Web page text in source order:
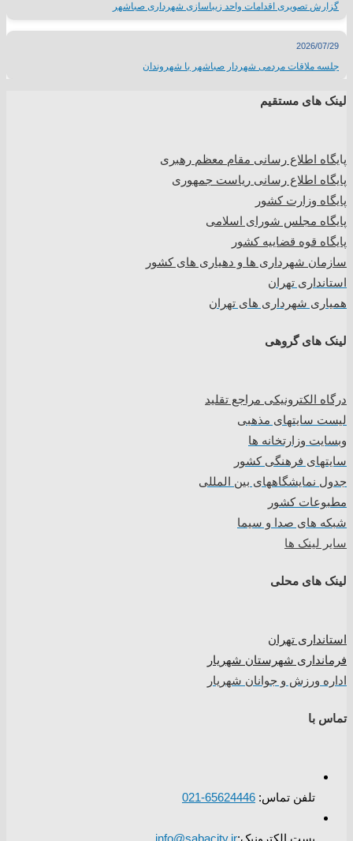
گزارش تصویری اقدامات واحد زیباسازی شهرداری صباشهر
2026/07/29
جلسه ملاقات مردمی شهردار صباشهر با شهروندان
لینک های مستقیم
پایگاه اطلاع رسانی مقام معظم رهبری
پایگاه اطلاع رسانی ریاست جمهوری
پایگاه وزارت کشور
پایگاه مجلس شورای اسلامی
پایگاه قوه قضاییه کشور
سازمان شهرداری ها و دهیاری های کشور
استانداری تهران
همیاری شهرداری های تهران
لینک های گروهی
درگاه الکترونیکی مراجع تقلید
لیست سایتهای مذهبی
وبسایت وزارتخانه ها
سایتهای فرهنگی کشور
جدول نمایشگاههای بین المللی
مطبوعات کشور
شبکه های صدا و سیما
سایر لینک ها
لینک های محلی
استانداری تهران
فرمانداری شهرستان شهریار
اداره ورزش و جوانان شهریار
تماس با
تلفن تماس: 65624446-021
پست الکترونیک:info@sabacity.ir